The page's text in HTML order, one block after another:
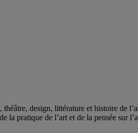
design, littérature et histoire de
la pratique de l’art et de la pensée sur